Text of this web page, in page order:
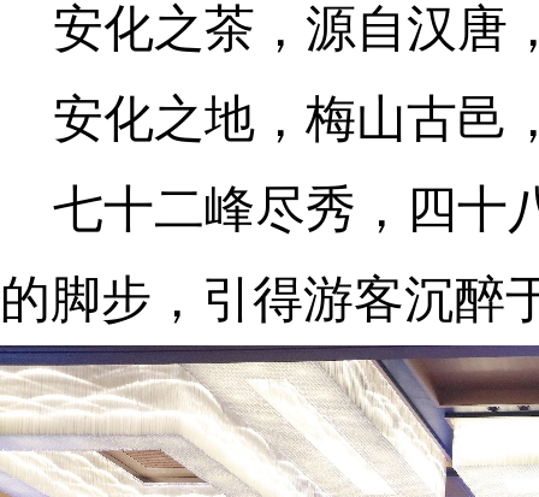
安化之茶，源自汉唐
安化之地，梅山古邑
七十二峰尽秀，四十
的脚步，引得游客沉醉